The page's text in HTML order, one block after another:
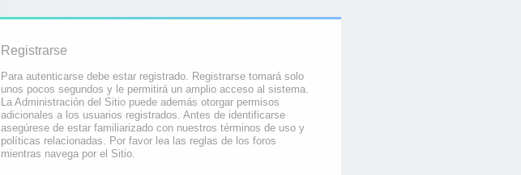
Registrarse
Para autenticarse debe estar registrado. Registrarse tomará solo
unos pocos segundos y le permitirá un amplio acceso al sistema.
La Administración del Sitio puede además otorgar permisos
adicionales a los usuarios registrados. Antes de identificarse
asegúrese de estar familiarizado con nuestros términos de uso y
políticas relacionadas. Por favor lea las reglas de los foros
mientras navega por el Sitio.